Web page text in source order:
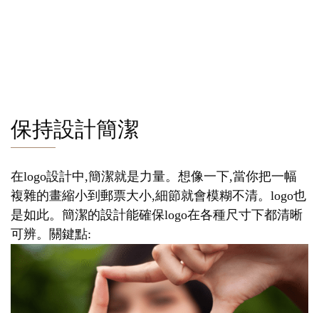
保持設計簡潔
在logo設計中,簡潔就是力量。想像一下,當你把一幅
複雜的畫縮小到郵票大小,細節就會模糊不清。logo也
是如此。簡潔的設計能確保logo在各種尺寸下都清晰
可辨。關鍵點: